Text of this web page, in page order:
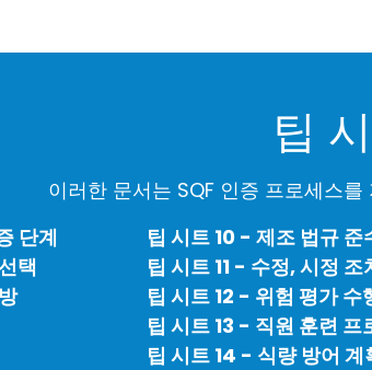
팁
이러한 문서는 SQF 인증 프로세스
단계
택
팁 시트 10 - 제조 법규 준
팁 시트 11 - 수정, 시정 조
팁 시트 12 - 위험 평가 수
팁 시트 13 - 직원 훈련 프
팁 시트 14 - 식량 방어 계